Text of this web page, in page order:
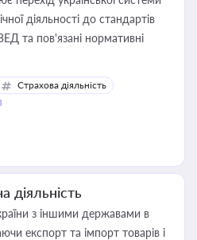
діяльності до стандартів
та пов'язані нормативні
Страхова діяльність
діяльність
з іншими державами в
експорт та імпорт товарів і